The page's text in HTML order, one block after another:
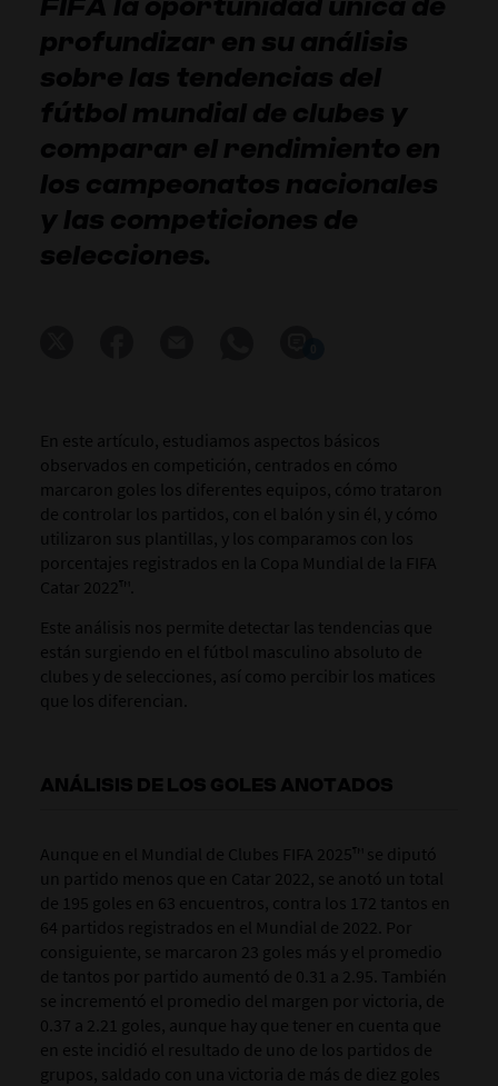
profundizar en su análisis
sobre las tendencias del
fútbol mundial de clubes y
comparar el rendimiento en
los campeonatos nacionales
y las competiciones de
selecciones.
En este artículo, estudiamos aspectos básicos
observados en competición, centrados en cómo
marcaron goles los diferentes equipos, cómo trataron
de controlar los partidos, con el balón y sin él, y cómo
utilizaron sus plantillas, y los comparamos con los
porcentajes registrados en la Copa Mundial de la FIFA
Catar 2022™.
Este análisis nos permite detectar las tendencias que
están surgiendo en el fútbol masculino absoluto de
clubes y de selecciones, así como percibir los matices
que los diferencian.
ANÁLISIS DE LOS GOLES ANOTADOS
Aunque en el Mundial de Clubes FIFA 2025™ se diputó
un partido menos que en Catar 2022, se anotó un total
de 195 goles en 63 encuentros, contra los 172 tantos en
64 partidos registrados en el Mundial de 2022. Por
consiguiente, se marcaron 23 goles más y el promedio
de tantos por partido aumentó de 0.31 a 2.95. También
se incrementó el promedio del margen por victoria, de
0.37 a 2.21 goles, aunque hay que tener en cuenta que
en este incidió el resultado de uno de los partidos de
grupos, saldado con una victoria de más de diez goles